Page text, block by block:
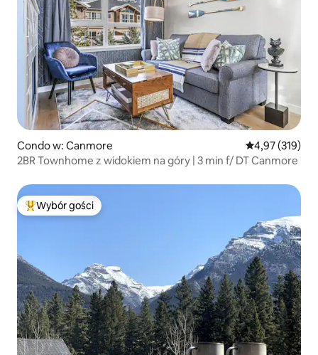
Condo w: Canmore Średnia
4,97 (319)
2BR Townhome z widokiem na góry | 3 min f/ DT Canmore
Najpopularniejsze z kategorii Wybór gości
Wybór gości